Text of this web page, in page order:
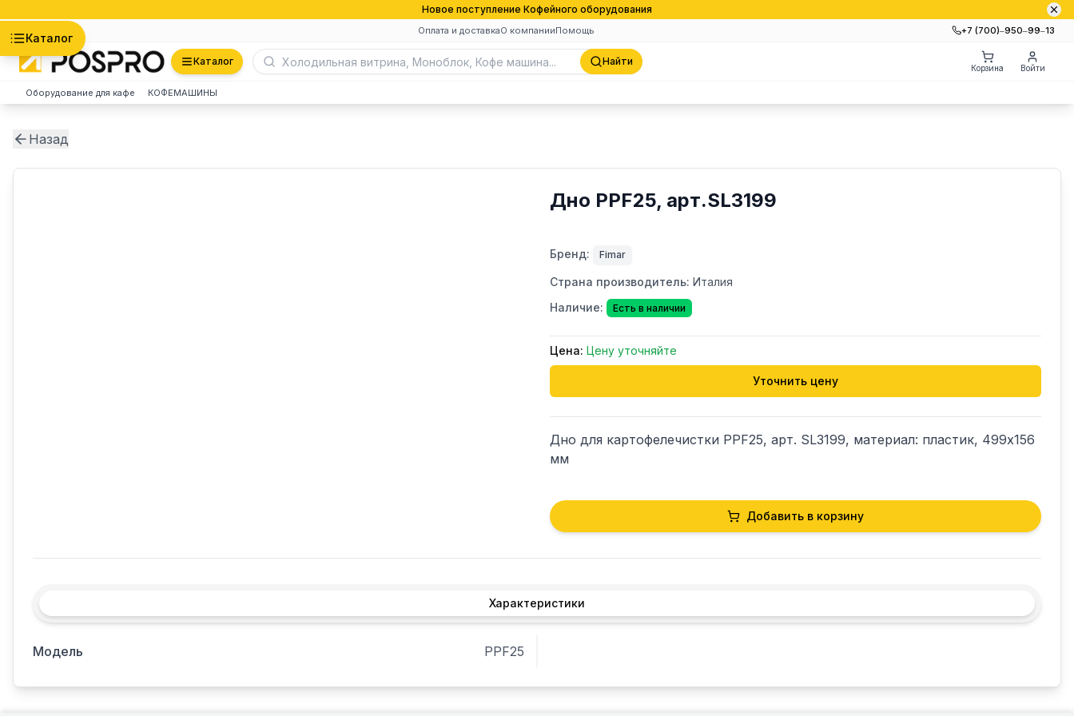
Новое поступление Кофейного оборудования
Оплата и доставкаО компанииПомощь +7 (700)‒950‒99‒13
Каталог
Каталог Найти
Корзина Войти
Оборудование для кафе КОФЕМАШИНЫ
Назад
Дно PPF25, арт.SL3199
Бренд: Fimar
Страна производитель: Италия
Наличие:
Есть в наличии
Цена: Цену уточняйте
Уточнить цену
Дно для картофелечистки PPF25, арт. SL3199, материал: пластик, 499х156
мм
Добавить в корзину
Характеристики
Модель PPF25